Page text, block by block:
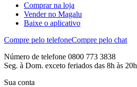
Comprar na loja
Vender no Magalu
Baixe o aplicativo
Compre pelo telefoneCompre pelo chat
Número de telefone 0800 773 3838
Seg. à Dom. exceto feriados das 8h às 20h
Sua conta